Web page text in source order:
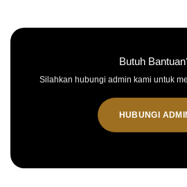
Butuh
Silahkan hubungi admin kami untuk
HUBUNGI